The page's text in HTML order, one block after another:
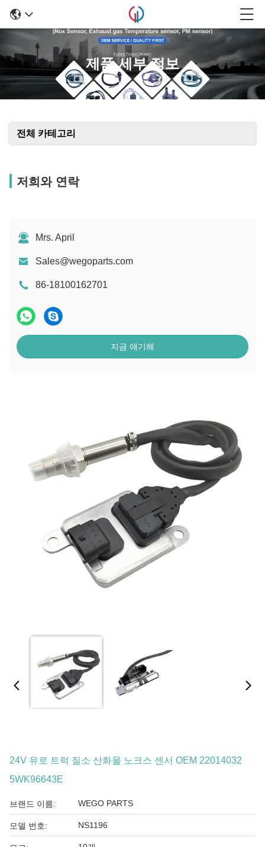
제품 세부 정보
전체 카테고리
저희와 연락
Mrs. April
Sales@wegoparts.com
86-18100162701
지금 얘기해
24V 유로 트럭 질소 산화물 노크스 센서 OEM 22014032
5WK96643E
브랜드 이름: WEGO PARTS
모델 번호: NS1196